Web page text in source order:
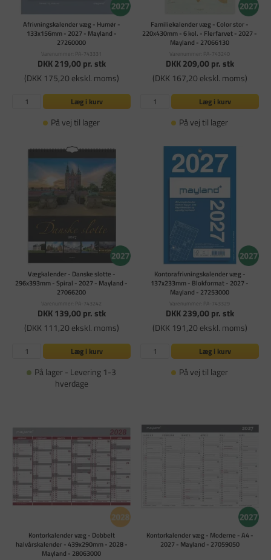
Afrivningskalender væg - Humør -
133x156mm - 2027 - Mayland -
27260000
Varenummer: PA-743331
DKK 219,00pr. stk
(DKK 175,20 ekskl. moms)
Læg i kurv
På vej til lager
Familiekalender væg - Color stor -
220x430mm - 6 kol. - Flerfarvet - 2027 -
Mayland - 27066130
Varenummer: PA-743240
DKK 209,00pr. stk
(DKK 167,20 ekskl. moms)
Læg i kurv
På vej til lager
Vægkalender - Danske slotte -
296x393mm - Spiral - 2027 - Mayland -
27066200
Varenummer: PA-743242
DKK 139,00pr. stk
(DKK 111,20 ekskl. moms)
Læg i kurv
På lager - Levering 1-3
hverdage
Kontorafrivningskalender væg -
137x233mm - Blokformat - 2027 -
Mayland - 27253000
Varenummer: PA-743329
DKK 239,00pr. stk
(DKK 191,20 ekskl. moms)
Læg i kurv
På vej til lager
Kontorkalender væg - Dobbelt
halvårskalender - 439x290mm - 2028 -
Mayland - 28063000
Kontorkalender væg - Moderne - A4 -
2027 - Mayland - 27059050